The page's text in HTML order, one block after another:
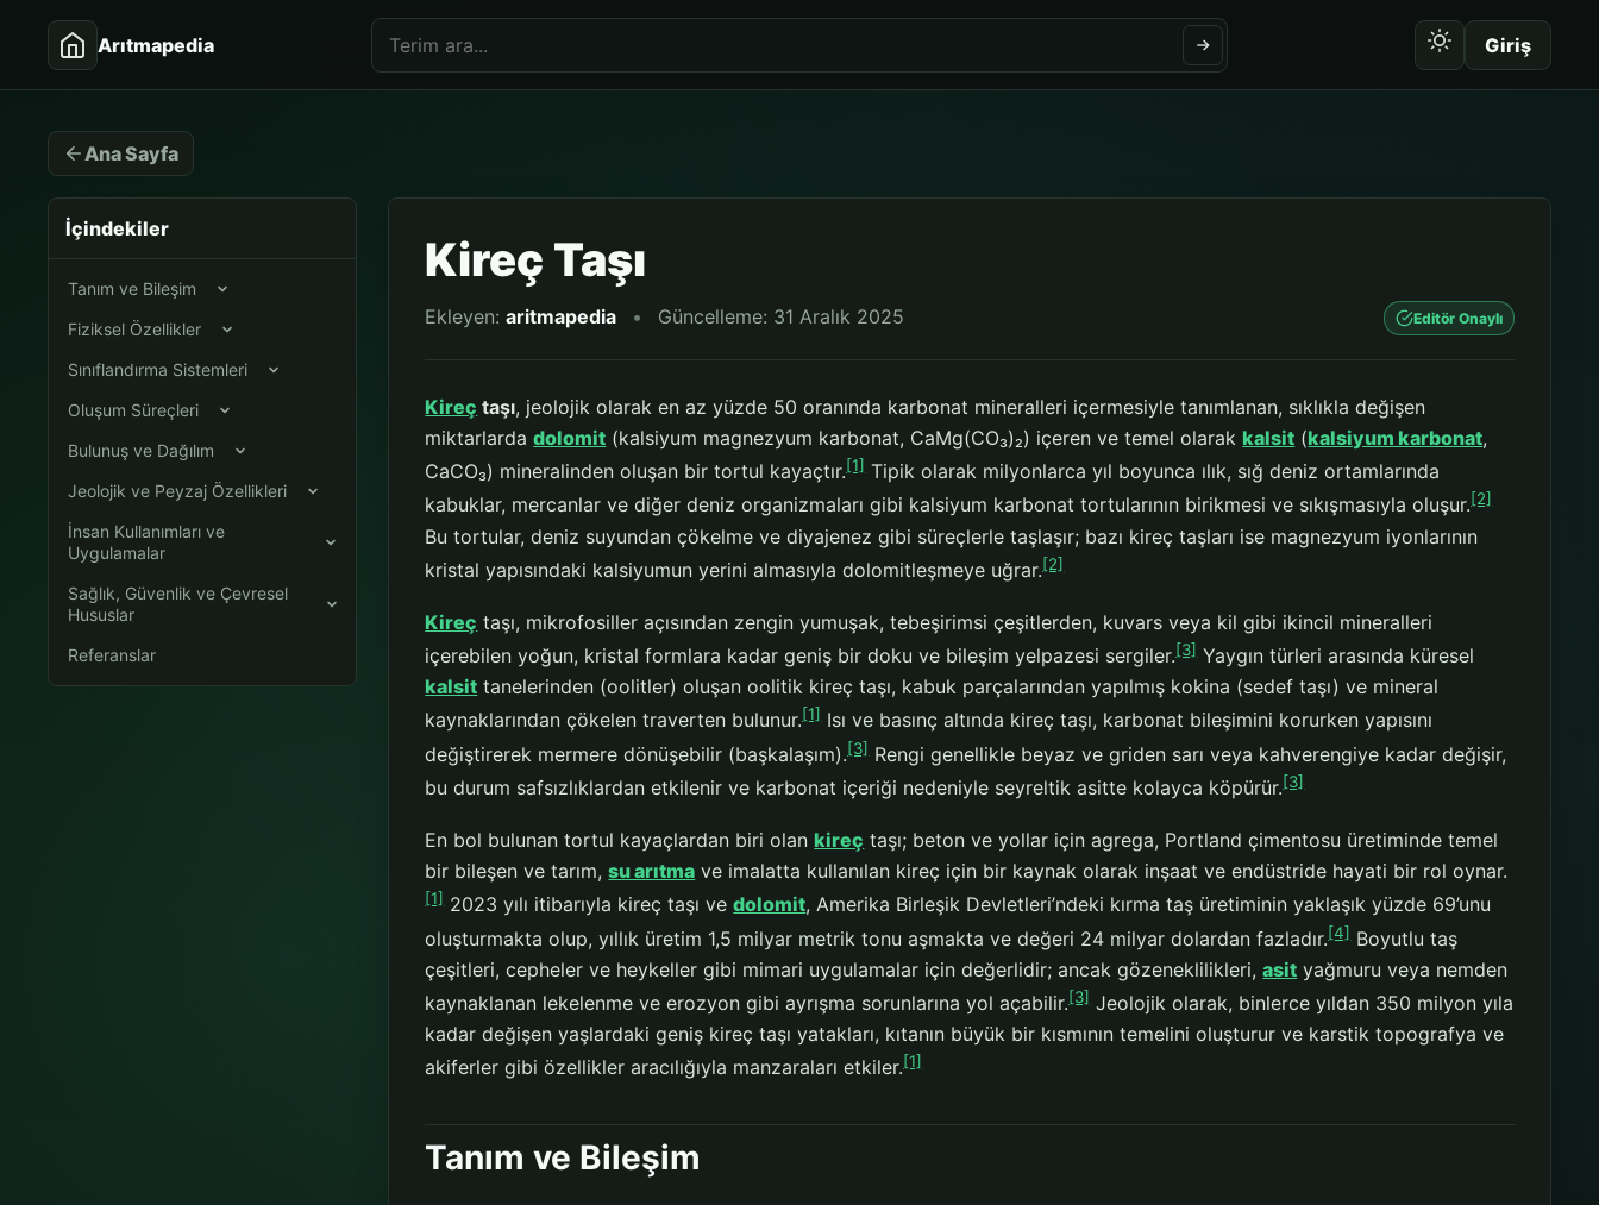
Arıtmapedia Giriş
Ana Sayfa
İçindekiler
Tanım ve Bileşim
Fiziksel Özellikler
Sınıflandırma Sistemleri
Oluşum Süreçleri
Bulunuş ve Dağılım
Jeolojik ve Peyzaj Özellikleri
İnsan Kullanımları ve
Uygulamalar
Sağlık, Güvenlik ve Çevresel
Hususlar
Referanslar
Kireç Taşı
Ekleyen:aritmapedia • Güncelleme: 31 Aralık 2025 Editör Onaylı
Kireç taşı, jeolojik olarak en az yüzde 50 oranında karbonat mineralleri içermesiyle tanımlanan, sıklıkla değişen
miktarlardadolomit (kalsiyum magnezyum karbonat, CaMg(CO₃)₂) içeren ve temel olarak kalsit (kalsiyum karbonat,
CaCO₃) mineralinden oluşan bir tortul kayaçtır.[1] Tipik olarak milyonlarca yıl boyunca ılık, sığ deniz ortamlarında
kabuklar, mercanlar ve diğer deniz organizmaları gibi kalsiyum karbonat tortularının birikmesi ve sıkışmasıyla oluşur.[2]
Bu tortular, deniz suyundan çökelme ve diyajenez gibi süreçlerle taşlaşır; bazı kireç taşları ise magnezyum iyonlarının
kristal yapısındaki kalsiyumun yerini almasıyla dolomitleşmeye uğrar.[2]
Kireç taşı, mikrofosiller açısından zengin yumuşak, tebeşirimsi çeşitlerden, kuvars veya kil gibi ikincil mineralleri
içerebilen yoğun, kristal formlara kadar geniş bir doku ve bileşim yelpazesi sergiler.[3] Yaygın türleri arasında küresel
kalsit tanelerinden (oolitler) oluşan oolitik kireç taşı, kabuk parçalarından yapılmış kokina (sedef taşı) ve mineral
kaynaklarından çökelen traverten bulunur.[1] Isı ve basınç altında kireç taşı, karbonat bileşimini korurken yapısını
değiştirerek mermere dönüşebilir (başkalaşım).[3] Rengi genellikle beyaz ve griden sarı veya kahverengiye kadar değişir,
bu durum safsızlıklardan etkilenir ve karbonat içeriği nedeniyle seyreltik asitte kolayca köpürür.[3]
En bol bulunan tortul kayaçlardan biri olan kireç taşı; beton ve yollar için agrega, Portland çimentosu üretiminde temel
bir bileşen ve tarım,su arıtma ve imalatta kullanılan kireç için bir kaynak olarak inşaat ve endüstride hayati bir rol oynar.
[1] 2023 yılı itibarıyla kireç taşı vedolomit, Amerika Birleşik Devletleri’ndeki kırma taş üretiminin yaklaşık yüzde 69’unu
oluşturmakta olup, yıllık üretim 1,5 milyar metrik tonu aşmakta ve değeri 24 milyar dolardan fazladır.[4] Boyutlu taş
çeşitleri, cepheler ve heykeller gibi mimari uygulamalar için değerlidir; ancak gözeneklilikleri,asit yağmuru veya nemden
kaynaklanan lekelenme ve erozyon gibi ayrışma sorunlarına yol açabilir.[3] Jeolojik olarak, binlerce yıldan 350 milyon yıla
kadar değişen yaşlardaki geniş kireç taşı yatakları, kıtanın büyük bir kısmının temelini oluşturur ve karstik topografya ve
akiferler gibi özellikler aracılığıyla manzaraları etkiler.[1]
Tanım ve Bileşim